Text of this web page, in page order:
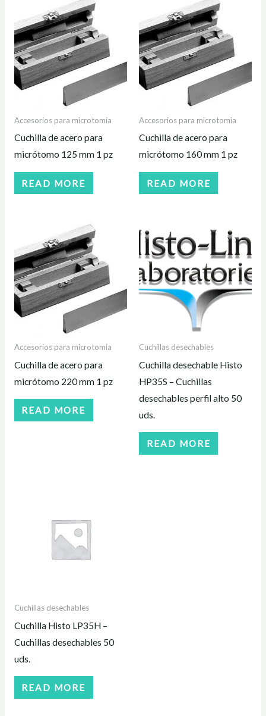
Accesorios para microtomia
Cuchilla de acero para
micrótomo 125 mm 1 pz
READ MORE
Accesorios para microtomia
Cuchilla de acero para
micrótomo 160 mm 1 pz
READ MORE
Accesorios para microtomia
Cuchilla de acero para
micrótomo 220 mm 1 pz
READ MORE
Cuchillas desechables
Cuchilla desechable Histo
HP35S – Cuchillas
desechables perfil alto 50
uds.
READ MORE
Cuchillas desechables
Cuchilla Histo LP35H –
Cuchillas desechables 50
uds.
READ MORE